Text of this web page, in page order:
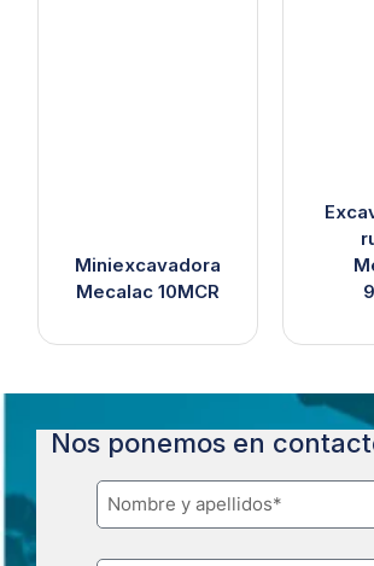
Miniexcavadora
Mecalac 10MCR
Nos ponemos en